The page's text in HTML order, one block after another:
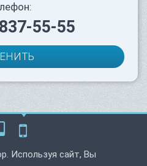
55-55
Используя сайт, Вы